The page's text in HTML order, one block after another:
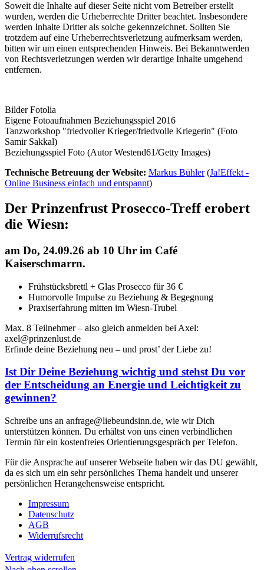
Soweit die Inhalte auf dieser Seite nicht vom Betreiber erstellt
wurden, werden die Urheberrechte Dritter beachtet. Insbesondere
werden Inhalte Dritter als solche gekennzeichnet. Sollten Sie
trotzdem auf eine Urheberrechtsverletzung aufmerksam werden,
bitten wir um einen entsprechenden Hinweis. Bei Bekanntwerden
von Rechtsverletzungen werden wir derartige Inhalte umgehend
entfernen.
Bilder Fotolia
Eigene Fotoaufnahmen Beziehungsspiel 2016
Tanzworkshop "friedvoller Krieger/friedvolle Kriegerin" (Foto
Samir Sakkal)
Beziehungsspiel Foto (Autor Westend61/Getty Images)
Technische Betreuung der Website: Markus Bühler(Ja!Effekt -
Online Business einfach und entspannt)
Der Prinzenfrust Prosecco-Treff erobert
die Wiesn:
am Do, 24.09.26 ab 10 Uhr im Café
Kaiserschmarrn.
Frühstücksbrettl + Glas Prosecco für 36 €
Humorvolle Impulse zu Beziehung & Begegnung
Praxiserfahrung mitten im Wiesn-Trubel
Max. 8 Teilnehmer – also gleich anmelden bei Axel:
axel@prinzenlust.de
Erfinde deine Beziehung neu – und prost’ der Liebe zu!
Ist Dir Deine Beziehung wichtig und stehst Du vor
der Entscheidung an Energie und Leichtigkeit zu
gewinnen?
Schreibe uns an anfrage@liebeundsinn.de, wie wir Dich
unterstützen können. Du erhältst von uns einen verbindlichen
Termin für ein kostenfreies Orientierungsgespräch per Telefon.
Für die Ansprache auf unserer Webseite haben wir das DU gewählt,
da es sich um ein sehr persönliches Thema handelt und unserer
persönlichen Herangehensweise entspricht.
Impressum
Datenschutz
AGB
Widerrufsrecht
Vertrag widerrufen